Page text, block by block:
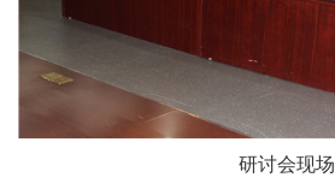
研讨会现场